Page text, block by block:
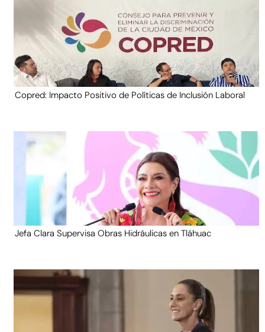
Copred: Impacto Positivo de Políticas de Inclusión Laboral
Jefa Clara Supervisa Obras Hidráulicas en Tláhuac